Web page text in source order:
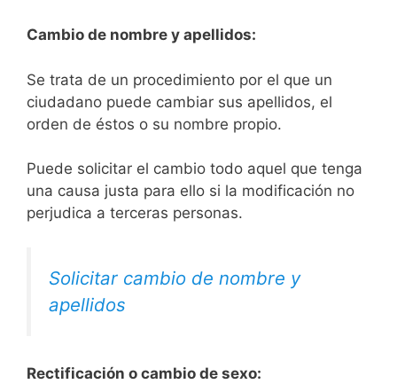
Cambio de nombre y apellidos:
Se trata de un procedimiento por el que un
ciudadano puede cambiar sus apellidos, el
orden de éstos o su nombre propio.
Puede solicitar el cambio todo aquel que tenga
una causa justa para ello si la modificación no
perjudica a terceras personas.
Solicitar cambio de nombre y
apellidos
Rectificación o cambio de sexo: